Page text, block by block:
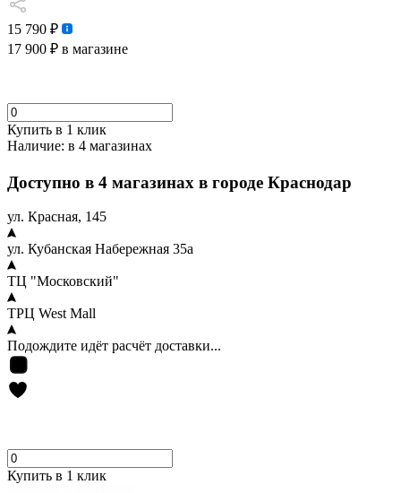
15 790 ₽
17 900 ₽ в магазине
Купить в 1 клик
Наличие: в 4 магазинах
Доступно в 4 магазинах в городе Краснодар
ул. Красная, 145
ул. Кубанская Набережная 35а
ТЦ "Московский"
ТРЦ West Mall
Подождите идёт расчёт доставки...
Купить в 1 клик